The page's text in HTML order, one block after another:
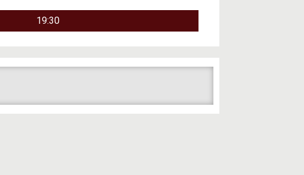
19:30